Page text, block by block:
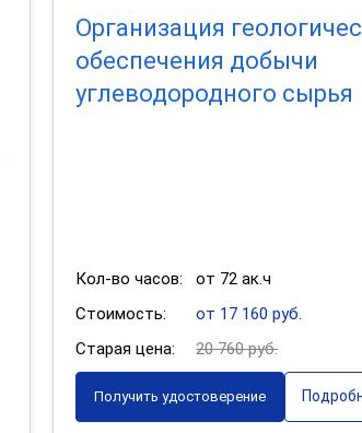
Организация
обеспечения добычи
углеводородного сырья
Кол-во часов:
от 72 ак.ч
Стоимость:
от 17 160 руб.
Старая цена:
20 760 руб.
Получить удостоверение